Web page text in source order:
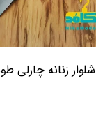
شلوار زنانه چارلی